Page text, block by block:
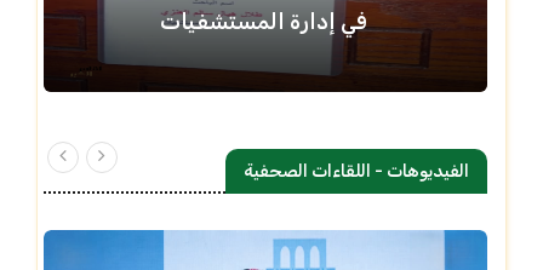
في إدارة المستشفيات
الفيديوهات - اللقاءات الصحفية